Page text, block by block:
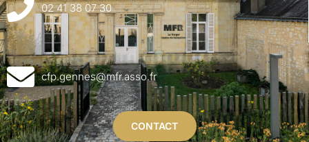
02 41 38 07 30
cfp.gennes@mfr.asso.fr
CONTACT